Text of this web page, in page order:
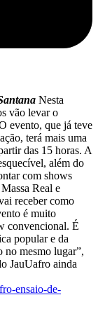
Nesta
vão levar o
evento, que já teve
terá mais uma
das 15 horas. A
além do
com shows
Real e
receber como
é muito
convencional. É
popular e da
no mesmo lugar”,
JauUafro ainda
ensaio-de-